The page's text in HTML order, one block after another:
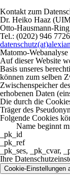
Kontakt zum
Dr. Heiko Haaz
Otto-Hausmann-
Tel.: (0202) 946
Matomo-Webanalyse
Auf dieser Website
Basis unseres
können zum selben
Zwischenspeicher
erhobenen Daten
Die durch die
Träger des
Folgende Cookies
Name beginnt
_pk_id
_pk_ref
_pk_ses, _pk_cvar,
Ihre
Cookie-Einstellungen